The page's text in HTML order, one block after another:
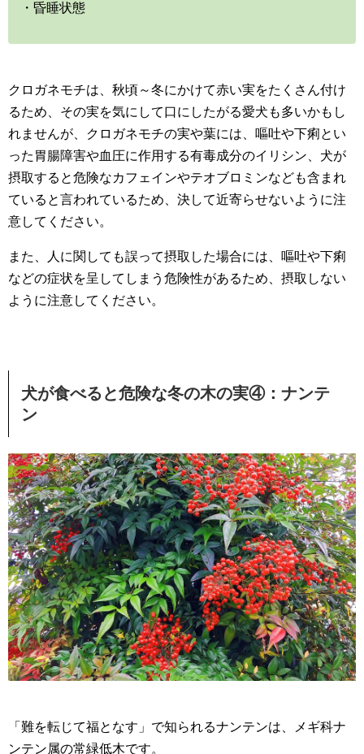
・昏睡状態
クロガネモチは、秋頃～冬にかけて赤い実をたくさん付け
るため、その実を気にして口にしたがる愛犬も多いかもし
れませんが、クロガネモチの実や葉には、嘔吐や下痢とい
った胃腸障害や血圧に作用する有毒成分のイリシン、犬が
摂取すると危険なカフェインやテオブロミンなども含まれ
ていると言われているため、決して近寄らせないように注
意してください。
また、人に関しても誤って摂取した場合には、嘔吐や下痢
などの症状を呈してしまう危険性があるため、摂取しない
ように注意してください。
犬が食べると危険な冬の木の実④：ナンテ
ン
「難を転じて福となす」で知られるナンテンは、メギ科ナ
ンテン属の常緑低木です。